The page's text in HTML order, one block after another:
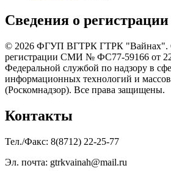
Сведения о регистрации
© 2026 ФГУП ВГТРК ГТРК "Вайнах".
регистрации СМИ № ФС77-59166 от
Федеральной службой по надзору в
информационных технологий и
(Роскомнадзор). Все права защищены.
Контакты
Тел./Факс: 8(8712) 22-25-77
Эл. почта: gtrkvainah@mail.ru